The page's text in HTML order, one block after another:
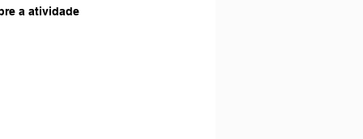
a atividade